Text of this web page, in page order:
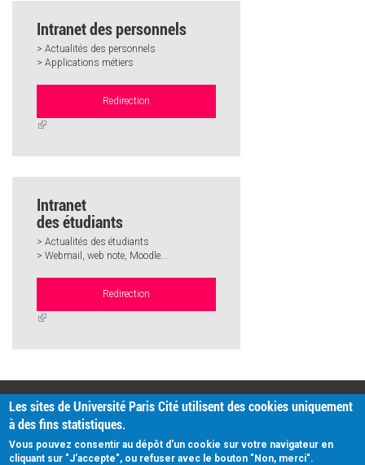
Intranet des personnels
> Actualités des personnels
> Applications métiers
Redirection
(link
Intranet
des étudiants
> Actualités des étudiants
> Webmail, web note, Moodle...
Redirection
(link
PRATIQUE
Plan d'accès
Intranet
Mentions légales
Données personnelles
Les sites de Université Paris Cité utilisent des cookies uniquement
à des fins statistiques.
Vous pouvez consentir au dépôt d'un cookie sur votre navigateur en
cliquant sur "J'accepte", ou refuser avec le bouton "Non, merci".